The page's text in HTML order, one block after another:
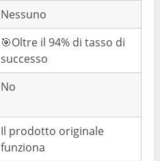
Nessuno
🎯Oltre il 94% di tasso di
successo
No
Il prodotto originale
funziona